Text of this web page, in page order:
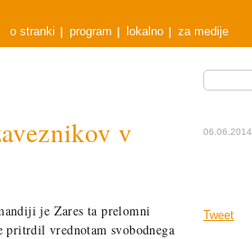
o stranki program lokalno za medije
v
je Zares ta prelomni
pritrdil vrednotam svobodnega
06.06.2014
Tweet